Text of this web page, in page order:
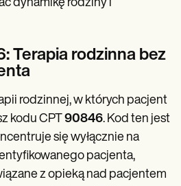
dynamikę rodziny i
Terapia rodzinna bez
rodzinnej, w których pacjent
kodu CPT 90846. Kod ten jest
się wyłącznie na
pacjenta,
z opieką nad pacjentem